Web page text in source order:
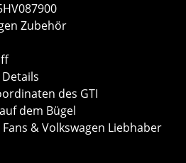
Zubehör
Details
des GTI
dem Bügel
& Volkswagen Liebhaber